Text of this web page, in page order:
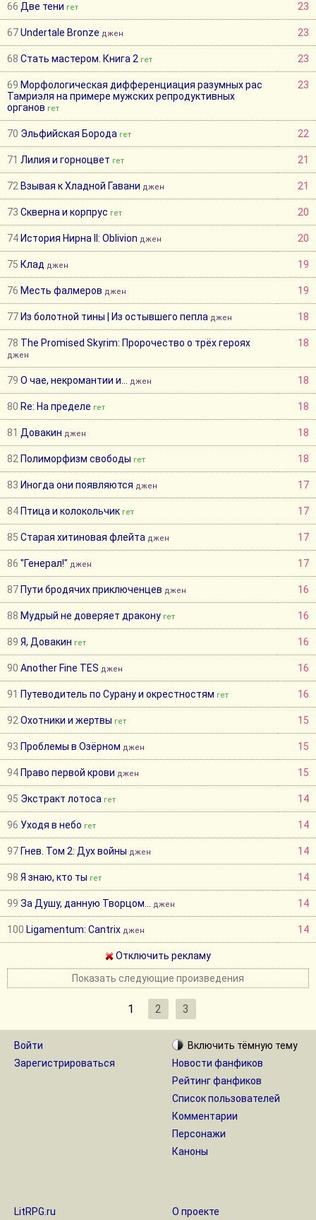
66 Две тени гет 23
67Undertale Bronze джен 23
68 Стать мастером. Книга 2 гет 23
69 Морфологическая дифференциация разумных рас
Тамриэля на примере мужских репродуктивных
органов гет
23
70 Эльфийская Борода гет 22
71 Лилия и горноцвет гет 21
72 Взывая к Хладной Гавани джен 21
73 Скверна и корпрус гет 20
74 История Нирна II: Oblivion джен 20
75 Клад джен 19
76 Месть фалмеров джен 19
77 Из болотной тины | Из остывшего пепла джен 18
78 The Promised Skyrim: Пророчество о трёх героях
джен
18
79 О чае, некромантии и... джен 18
80 Re: На пределе гет 18
81 Довакин джен 18
82 Полиморфизм свободы гет 18
83 Иногда они появляются джен 17
84 Птица и колокольчик гет 17
85 Старая хитиновая флейта джен 17
86 "Генерал!" джен 17
87 Пути бродячих приключенцев джен 16
88 Мудрый не доверяет дракону гет 16
89 Я, Довакин гет 16
90 Another Fine TES джен 16
91 Путеводитель по Сурану и окрестностям гет 16
92Охотники и жертвы гет 15
93 Проблемы в Озёрном джен 15
94 Право первой крови джен 15
95 Экстракт лотоса гет 14
96 Уходя в небо гет 14
97 Гнев. Том 2: Дух войны джен 14
98 Я знаю, кто ты гет 14
99 За Душу, данную Творцом... джен 14
100 Ligamentum: Cantrix джен 14
Отключить рекламу
Показать следующие произведения
1 2 3
Войти
Зарегистрироваться
Включить тёмную тему
Новости фанфиков
Рейтинг фанфиков
Список пользователей
Комментарии
Персонажи
Каноны
LitRPG.ru О проекте